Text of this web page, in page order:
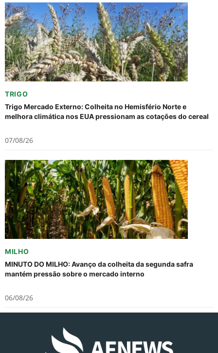
TRIGO
Trigo Mercado Externo: Colheita no Hemisfério Norte e
melhora climática nos EUA pressionam as cotações do cereal
07/08/26
MILHO
MINUTO DO MILHO: Avanço da colheita da segunda safra
mantém pressão sobre o mercado interno
06/08/26